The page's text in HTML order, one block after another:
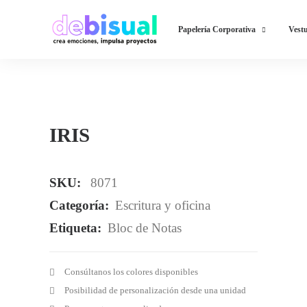
Papelería Corporativa
IRIS
SKU:
8071
Categoría: Escritura y oficina
Etiqueta: Bloc de Notas
Consúltanos los colores disponibles
Posibilidad de personalización desde una unidad